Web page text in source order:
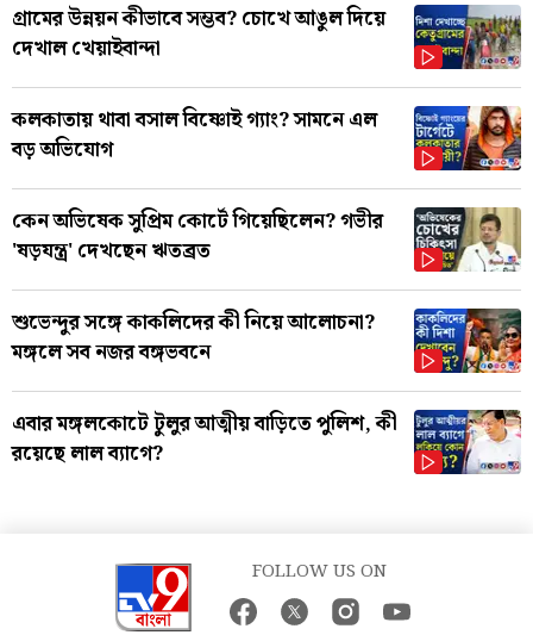
গ্রামের উন্নয়ন কীভাবে সম্ভব? চোখে আঙুল দিয়ে
দেখাল খেয়াইবান্দা
কলকাতায় থাবা বসাল বিষ্ণোই গ্যাং? সামনে এল
বড় অভিযোগ
কেন অভিষেক সুপ্রিম কোর্টে গিয়েছিলেন? গভীর
'ষড়যন্ত্র' দেখছেন ঋতব্রত
শুভেন্দুর সঙ্গে কাকলিদের কী নিয়ে আলোচনা?
মঙ্গলে সব নজর বঙ্গভবনে
এবার মঙ্গলকোটে টুলুর আত্মীয় বাড়িতে পুলিশ, কী
রয়েছে লাল ব্যাগে?
FOLLOW US ON